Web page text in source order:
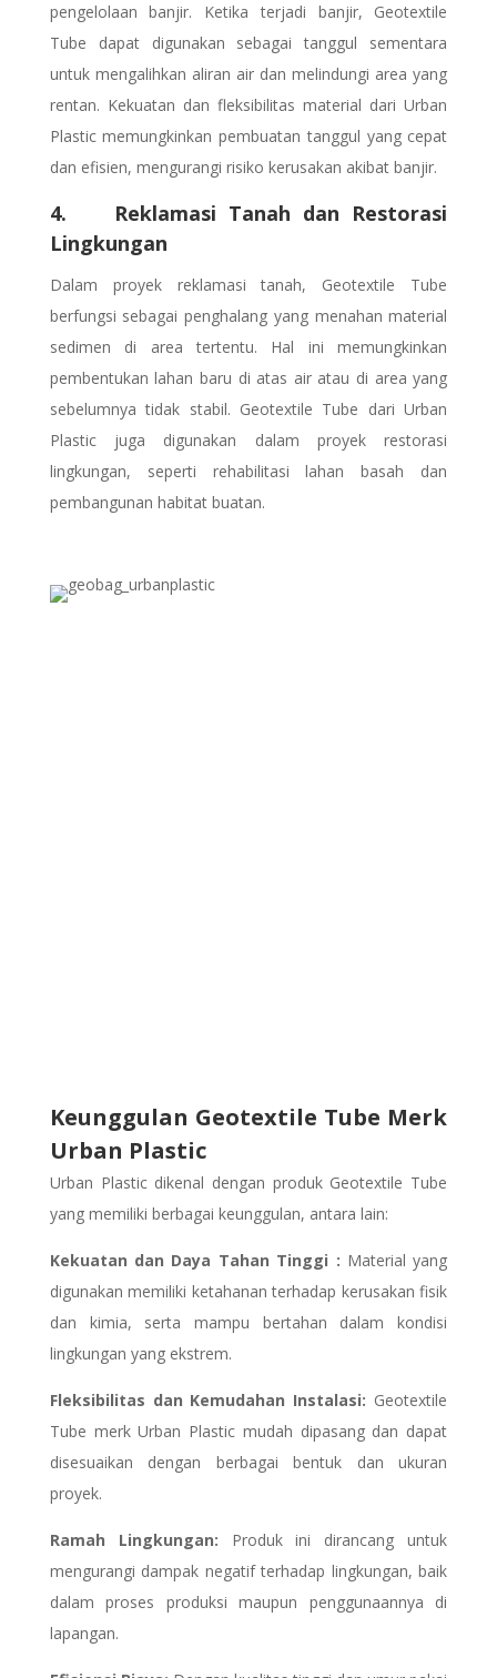
pengelolaan banjir. Ketika terjadi banjir, Geotextile
Tube dapat digunakan sebagai tanggul sementara
untuk mengalihkan aliran air dan melindungi area yang
rentan. Kekuatan dan fleksibilitas material dari Urban
Plastic memungkinkan pembuatan tanggul yang cepat
dan efisien, mengurangi risiko kerusakan akibat banjir.
4. Reklamasi Tanah dan Restorasi
Lingkungan
Dalam proyek reklamasi tanah, Geotextile Tube
berfungsi sebagai penghalang yang menahan material
sedimen di area tertentu. Hal ini memungkinkan
pembentukan lahan baru di atas air atau di area yang
sebelumnya tidak stabil. Geotextile Tube dari Urban
Plastic juga digunakan dalam proyek restorasi
lingkungan, seperti rehabilitasi lahan basah dan
pembangunan habitat buatan.
Keunggulan Geotextile Tube Merk
Urban Plastic
Urban Plastic dikenal dengan produk Geotextile Tube
yang memiliki berbagai keunggulan, antara lain:
Kekuatan dan Daya Tahan Tinggi : Material yang
digunakan memiliki ketahanan terhadap kerusakan fisik
dan kimia, serta mampu bertahan dalam kondisi
lingkungan yang ekstrem.
Fleksibilitas dan Kemudahan Instalasi: Geotextile
Tube merk Urban Plastic mudah dipasang dan dapat
disesuaikan dengan berbagai bentuk dan ukuran
proyek.
Ramah Lingkungan: Produk ini dirancang untuk
mengurangi dampak negatif terhadap lingkungan, baik
dalam proses produksi maupun penggunaannya di
lapangan.